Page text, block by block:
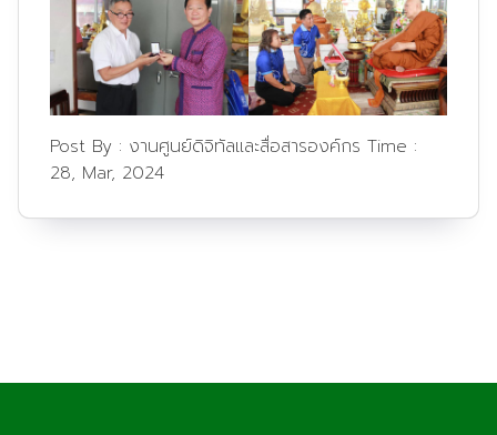
Post By : งานศูนย์ดิจิทัลและสื่อสารองค์กร Time :
28, Mar, 2024